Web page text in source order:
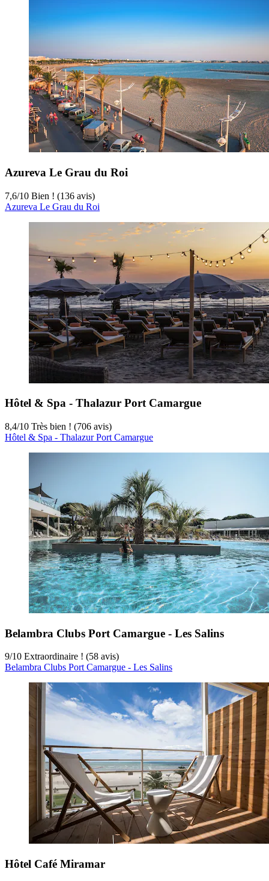
Azureva Le Grau du Roi
7,6/10 Bien ! (136 avis)
Azureva Le Grau du Roi
Hôtel & Spa - Thalazur Port Camargue
8,4/10 Très bien ! (706 avis)
Hôtel & Spa - Thalazur Port Camargue
Belambra Clubs Port Camargue - Les Salins
9/10 Extraordinaire ! (58 avis)
Belambra Clubs Port Camargue - Les Salins
Hôtel Café Miramar